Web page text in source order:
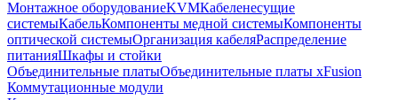
Монтажное оборудованиеKVMКабеленесущие
системыКабельКомпоненты медной системыКомпоненты
оптической системыОрганизация кабеляРаспределение
питанияШкафы и стойки
Объединительные платыОбъединительные платы xFusion
Коммутационные модули